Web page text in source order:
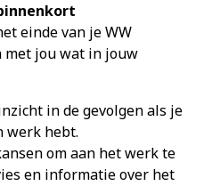
einde van je WW
jou wat in jouw
in de gevolgen als je
werk hebt.
om aan het werk te
en informatie over het